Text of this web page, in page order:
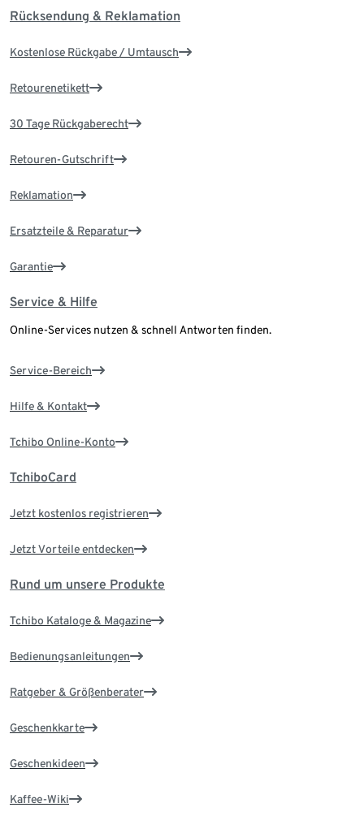
Rücksendung & Reklamation
Kostenlose Rückgabe / Umtausch
Retourenetikett
30 Tage Rückgaberecht
Retouren-Gutschrift
Reklamation
Ersatzteile & Reparatur
Garantie
Service & Hilfe
Online-Services nutzen & schnell Antworten finden.
Service-Bereich
Hilfe & Kontakt
Tchibo Online-Konto
TchiboCard
Jetzt kostenlos registrieren
Jetzt Vorteile entdecken
Rund um unsere Produkte
Tchibo Kataloge & Magazine
Bedienungsanleitungen
Ratgeber & Größenberater
Geschenkkarte
Geschenkideen
Kaffee-Wiki